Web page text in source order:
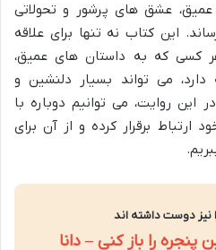
عشق های پرشور و تحولاتی
این کتاب نه تنها برای علاقه
هر کسی که به داستان های عمیق،
می تواند بسیار دلنشین و
این روایت، می توانیم دوباره با
ارتباط برقرار کرده و از آن برای
نیز دوست داشته اند
پنجره را باز کنی – دانا